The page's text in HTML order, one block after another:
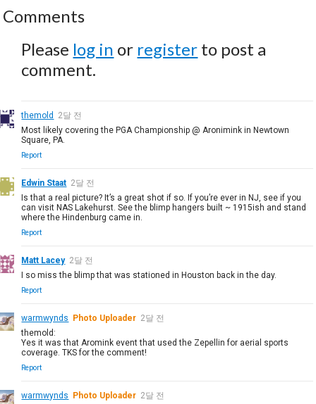
Comments
Please log in or register to post a
comment.
themold
2달 전
Most likely covering the PGA Championship @ Aronimink in Newtown
Square, PA.
Report
Edwin Staat 2달 전
Is that a real picture? It’s a great shot if so. If you’re ever in NJ, see if you
can visit NAS Lakehurst. See the blimp hangers built ~ 1915ish and stand
where the Hindenburg came in.
Report
Matt Lacey 2달 전
I so miss the blimp that was stationed in Houston back in the day.
Report
warmwynds Photo Uploader 2달 전
themold:
Yes it was that Aromink event that used the Zepellin for aerial sports
coverage. TKS for the comment!
Report
warmwynds Photo Uploader 2달 전